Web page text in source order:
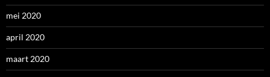
mei 2020
april 2020
maart 2020